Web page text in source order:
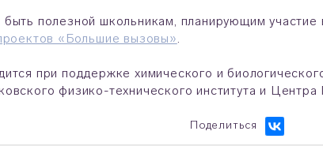
полезной школьникам, планирующим участие
«Большие вызовы».
при поддержке химического и
физико-технического института и Центра
Поделиться